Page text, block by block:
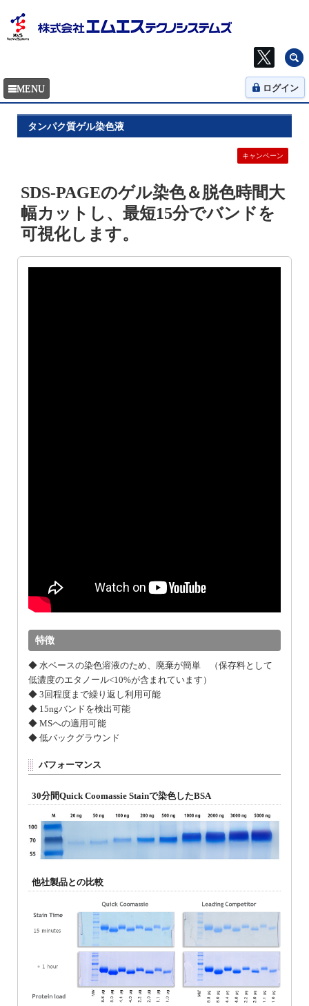
ログイン
タンパク質ゲル染色液
キャンペーン
SDS-PAGEのゲル染色＆脱色時間大
幅カットし、最短15分でバンドを
可視化します。
特徴
◆ 水ベースの染色溶液のため、廃棄が簡単 （保存料として
低濃度のエタノール<10%が含まれています）
◆ 3回程度まで繰り返し利用可能
◆ 15ngバンドを検出可能
◆ MSへの適用可能
◆ 低バックグラウンド
パフォーマンス
30分間Quick Coomassie Stainで染色したBSA
他社製品との比較